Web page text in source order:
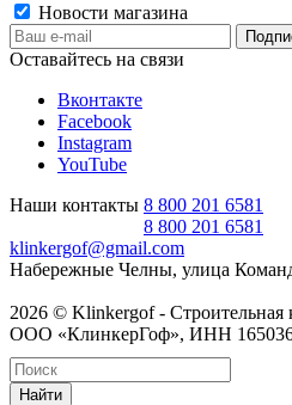
Новости магазина
Оставайтесь на связи
Вконтакте
Facebook
Instagram
YouTube
Наши контакты 8 800 201 6581
8 800 201 6581
klinkergof@gmail.com
Набережные Челны, улица
2026 © Klinkergof - Строительная
ООО «КлинкерГоф», ИНН
Найти